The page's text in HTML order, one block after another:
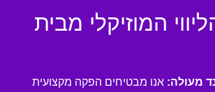
המוזיקלי מבית
מעולה: אנו מבטיחים הפקה מקצועית